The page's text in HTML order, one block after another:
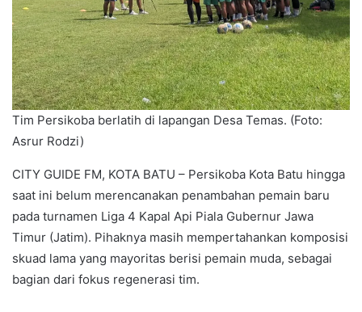
Tim Persikoba berlatih di lapangan Desa Temas. (Foto:
Asrur Rodzi)
CITY GUIDE FM, KOTA BATU – Persikoba Kota Batu hingga
saat ini belum merencanakan penambahan pemain baru
pada turnamen Liga 4 Kapal Api Piala Gubernur Jawa
Timur (Jatim). Pihaknya masih mempertahankan komposisi
skuad lama yang mayoritas berisi pemain muda, sebagai
bagian dari fokus regenerasi tim.